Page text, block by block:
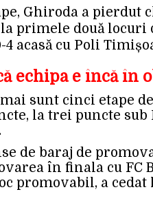
Ghiroda a pierdut
primele două locuri
acasă cu Poli
echipa e încă în
sunt cinci etape
la trei puncte
de baraj de
în finala cu FC
promovabil, a cedat